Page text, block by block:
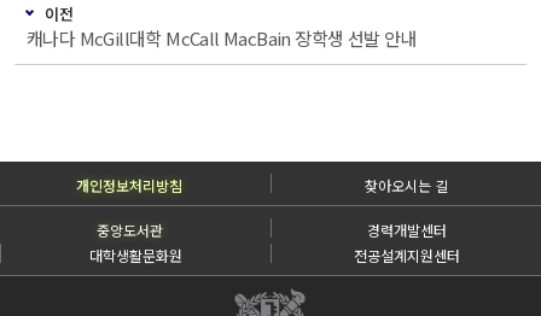
이전
캐나다 McGill대학 McCall MacBain 장학생 선발 안내
개인정보처리방침 찾아오시는 길
중앙도서관
경력개발센터
대학생활문화원
전공설계지원센터